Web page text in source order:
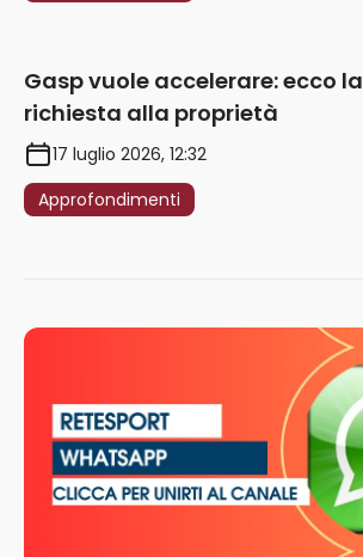
Gasp vuole accelerare: ecco la
richiesta alla proprietà
17 luglio 2026, 12:32
Approfondimenti